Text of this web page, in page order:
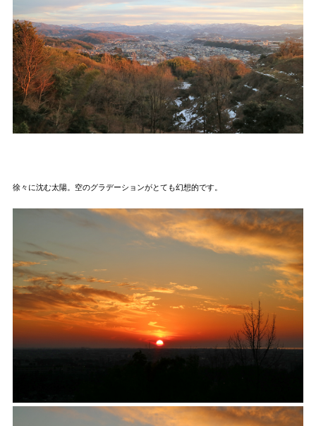
徐々に沈む太陽。空のグラデーションがとても幻想的です。